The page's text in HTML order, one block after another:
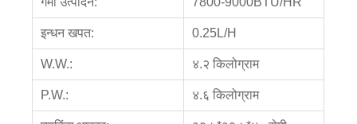
इन्धन खपत: 0.25L/H
W.W.: ४.२ किलोग्राम
P.W.: ४.६ किलोग्राम